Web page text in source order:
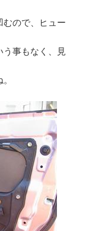
ので、ヒュー
う事もなく、見